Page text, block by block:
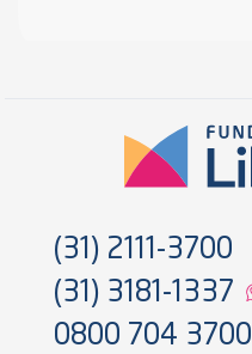
(31) 2111-3700
(31) 3181-1337
0800 704 3700